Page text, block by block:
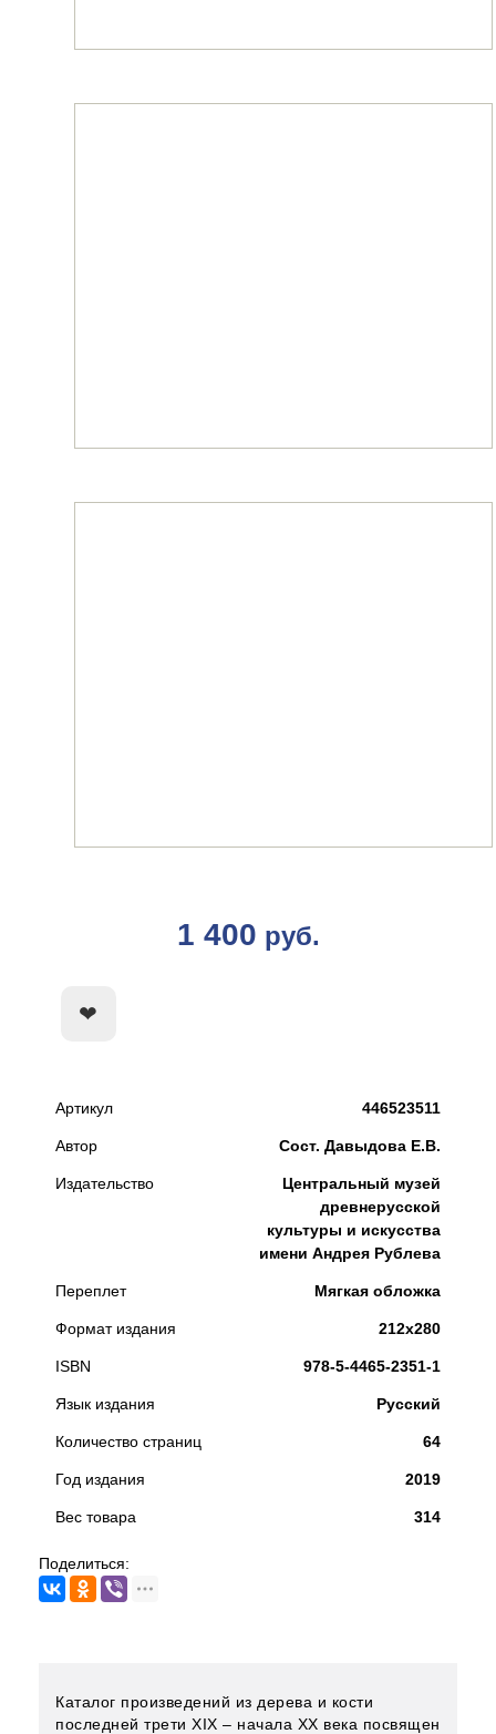
1 400 руб.
Артикул 446523511
Автор Сост. Давыдова Е.В.
Издательство
Центральный музей
древнерусской
культуры и искусства
имени Андрея Рублева
Переплет Мягкая обложка
Формат издания 212х280
ISBN 978-5-4465-2351-1
Язык издания Русский
Количество страниц 64
Год издания 2019
Вес товара 314
Поделиться:
Каталог произведений из дерева и кости
последней трети XIX – начала XX века посвящен